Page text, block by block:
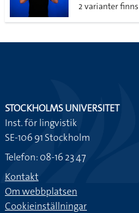
2 varianter finns
STOCKHOLMS UNIVERSITET
Inst. för lingvistik
SE-106 91 Stockholm
Telefon: 08-16 23 47
Kontakt
Om webbplatsen
Cookieinställningar